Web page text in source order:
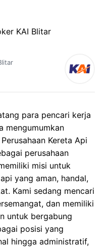
KAI Blitar
para pencari kerja
mengumumkan
Kereta Api
perusahaan
misi untuk
yang aman, handal,
Kami sedang mencari
dan memiliki
untuk bergabung
posisi yang
hingga administratif,